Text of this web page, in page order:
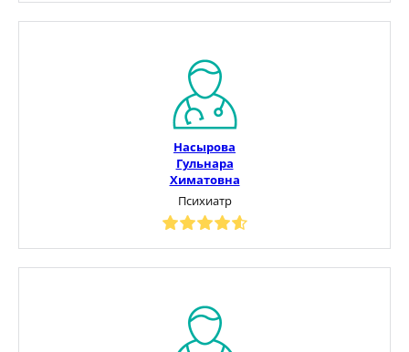
Насырова
Гульнара
Химатовна
Психиатр